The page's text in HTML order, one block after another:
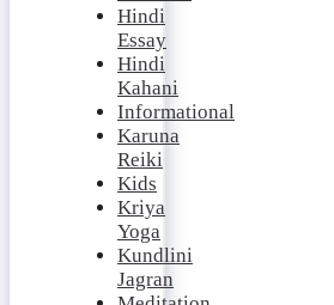
Hindi
Essay
Hindi
Kahani
Informational
Karuna
Reiki
Kids
Kriya
Yoga
Kundlini
Jagran